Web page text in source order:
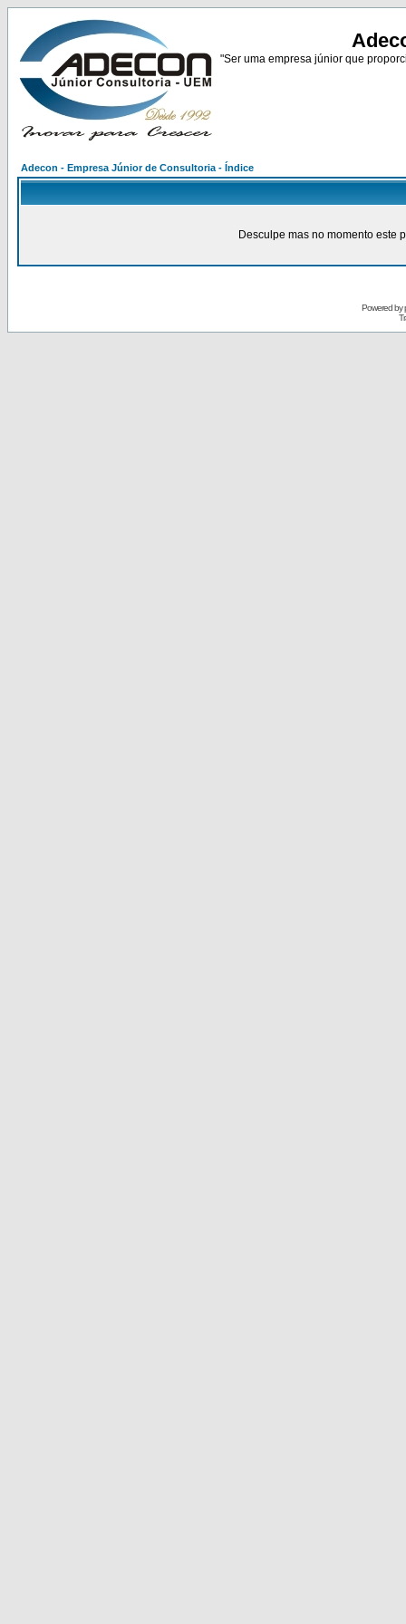
"Ser uma empresa júnior que
Adecon - Empresa Júnior de Consultoria - Índice
Desculpe mas no momento este
Powered by